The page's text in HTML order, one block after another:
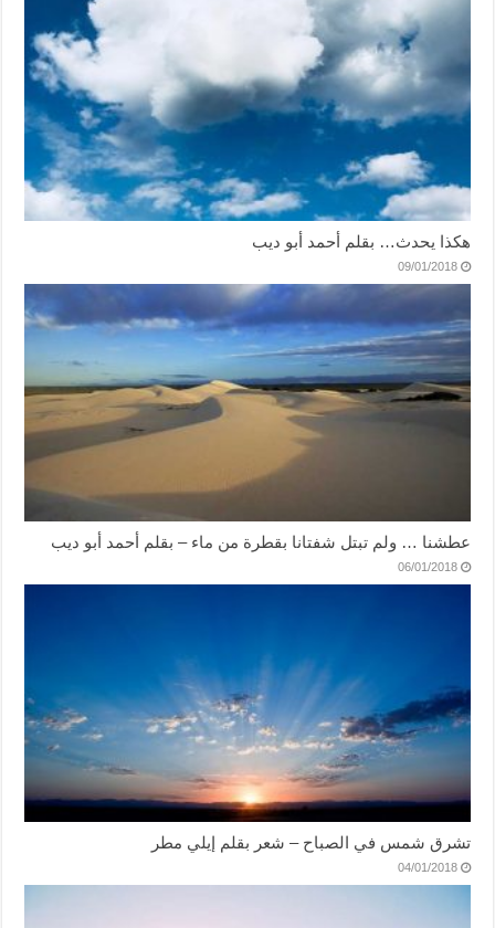
هكذا يحدث… بقلم أحمد أبو ديب
09/01/2018
عطشنا … ولم تبتل شفتانا بقطرة من ماء – بقلم أحمد أبو ديب
06/01/2018
تشرق شمس في الصباح – شعر بقلم إيلي مطر
04/01/2018